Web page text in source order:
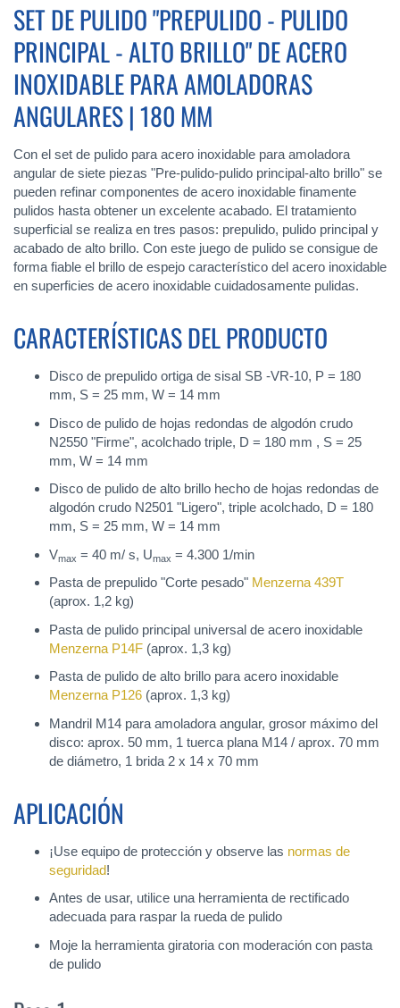
SET DE PULIDO "PREPULIDO - PULIDO
PRINCIPAL - ALTO BRILLO" DE ACERO
INOXIDABLE PARA AMOLADORAS
ANGULARES | 180 MM
Con el set de pulido para acero inoxidable para amoladora
angular de siete piezas "Pre-pulido-pulido principal-alto brillo" se
pueden refinar componentes de acero inoxidable finamente
pulidos hasta obtener un excelente acabado. El tratamiento
superficial se realiza en tres pasos: prepulido, pulido principal y
acabado de alto brillo. Con este juego de pulido se consigue de
forma fiable el brillo de espejo característico del acero inoxidable
en superficies de acero inoxidable cuidadosamente pulidas.
CARACTERÍSTICAS DEL PRODUCTO
Disco de prepulido ortiga de sisal SB -VR-10, P = 180
mm, S = 25 mm, W = 14 mm
Disco de pulido de hojas redondas de algodón crudo
N2550 "Firme", acolchado triple, D = 180 mm , S = 25
mm, W = 14 mm
Disco de pulido de alto brillo hecho de hojas redondas de
algodón crudo N2501 "Ligero", triple acolchado, D = 180
mm, S = 25 mm, W = 14 mm
Vmax = 40 m/ s, Umax = 4.300 1/min
Pasta de prepulido "Corte pesado" Menzerna 439T
(aprox. 1,2 kg)
Pasta de pulido principal universal de acero inoxidable
Menzerna P14F (aprox. 1,3 kg)
Pasta de pulido de alto brillo para acero inoxidable
Menzerna P126 (aprox. 1,3 kg)
Mandril M14 para amoladora angular, grosor máximo del
disco: aprox. 50 mm, 1 tuerca plana M14 / aprox. 70 mm
de diámetro, 1 brida 2 x 14 x 70 mm
APLICACIÓN
¡Use equipo de protección y observe las normas de
seguridad!
Antes de usar, utilice una herramienta de rectificado
adecuada para raspar la rueda de pulido
Moje la herramienta giratoria con moderación con pasta
de pulido